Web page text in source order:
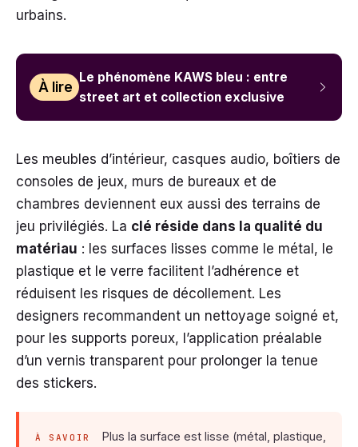
urbains.
À lire
Le phénomène KAWS bleu : entre
street art et collection exclusive
Les meubles d’intérieur, casques audio, boîtiers de
consoles de jeux, murs de bureaux et de
chambres deviennent eux aussi des terrains de
jeu privilégiés. La clé réside dans la qualité du
matériau : les surfaces lisses comme le métal, le
plastique et le verre facilitent l’adhérence et
réduisent les risques de décollement. Les
designers recommandent un nettoyage soigné et,
pour les supports poreux, l’application préalable
d’un vernis transparent pour prolonger la tenue
des stickers.
À SAVOIR
Plus la surface est lisse (métal, plastique,